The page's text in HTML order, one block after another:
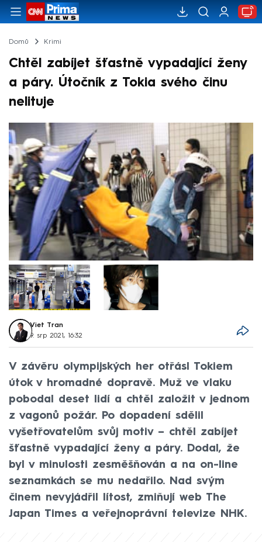
Domů Krimi
Chtěl zabíjet šťastně vypadající ženy
a páry. Útočník z Tokia svého činu
nelituje
Viet Tran
9. srp 2021, 16:32
V závěru olympijských her otřásl Tokiem
útok v hromadné dopravě. Muž ve vlaku
pobodal deset lidí a chtěl založit v jednom
z vagonů požár. Po dopadení sdělil
vyšetřovatelům svůj motiv – chtěl zabíjet
šťastně vypadající ženy a páry. Dodal, že
byl v minulosti zesměšňován a na on-line
seznamkách se mu nedařilo. Nad svým
činem nevyjádřil lítost, zmiňují web The
Japan Times a veřejnoprávní televize NHK.